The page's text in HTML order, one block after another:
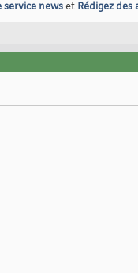
service newset Rédigez des